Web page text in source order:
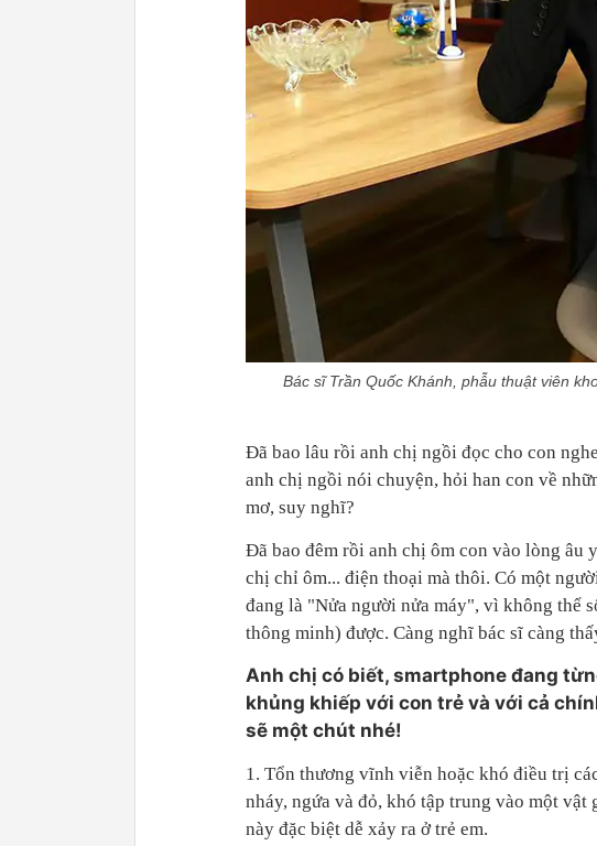
Bác sĩ Trần Quốc Khánh, phẫu thuật viên
Đã bao lâu rồi anh chị ngồi đọc cho con
anh chị ngồi nói chuyện, hỏi han con về
mơ, suy nghĩ?
Đã bao đêm rồi anh chị ôm con vào lòng âu
chị chỉ ôm... điện thoại mà thôi. Có một
đang là "Nửa người nửa máy", vì không thể
thông minh) được. Càng nghĩ bác sĩ càng
Anh chị có biết, smartphone đang
khủng khiếp với con trẻ và với cả
sẽ một chút nhé!
1. Tổn thương vĩnh viễn hoặc khó điều trị
nháy, ngứa và đỏ, khó tập trung vào một
này đặc biệt dễ xảy ra ở trẻ em.